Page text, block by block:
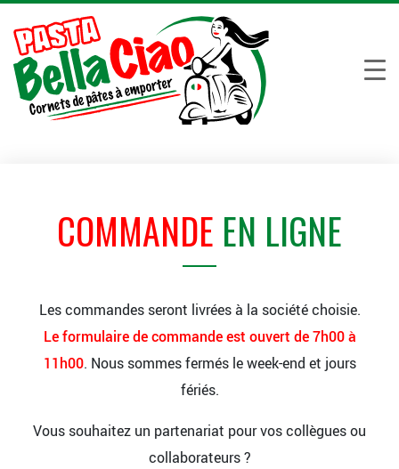
COMMANDE EN LIGNE
Les commandes seront livrées à la société choisie.
Le formulaire de commande est ouvert de 7h00 à
11h00. Nous sommes fermés le week-end et jours
fériés.
Vous souhaitez un partenariat pour vos collègues ou
collaborateurs ?